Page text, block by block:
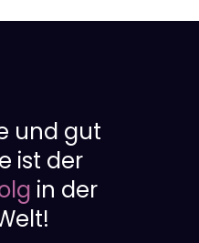
und gut
ist der
in der